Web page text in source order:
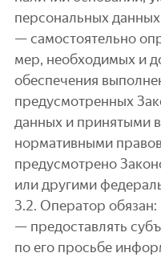
персональных
— самостоятельно
мер, необходимых и
обеспечения
предусмотренных
данных и принятыми
нормативными
предусмотрено
или другими
3.2. Оператор обязан:
— предоставлять
по его просьбе